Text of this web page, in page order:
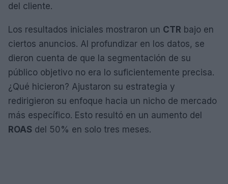
del cliente.
Los resultados iniciales mostraron un CTR bajo en
ciertos anuncios. Al profundizar en los datos, se
dieron cuenta de que la segmentación de su
público objetivo no era lo suficientemente precisa.
¿Qué hicieron? Ajustaron su estrategia y
redirigieron su enfoque hacia un nicho de mercado
más específico. Esto resultó en un aumento del
ROAS del 50% en solo tres meses.